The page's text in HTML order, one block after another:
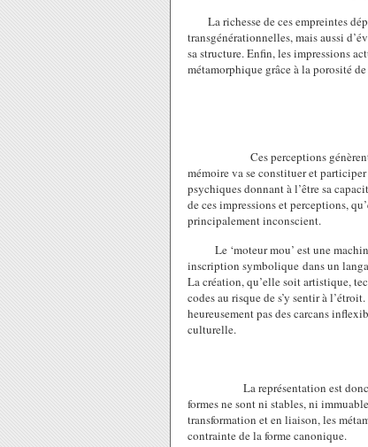
La richesse de ces empreintes
transgénérationnelles, mais aussi
sa structure. Enfin, les impressions
métamorphique grâce à la porosité
Ces perceptions
mémoire va se constituer et
psychiques donnant à l’être sa
de ces impressions et perceptions,
principalement inconscient.
Le ‘moteur mou’ est une
inscription symbolique dans un
La création, qu’elle soit artistique,
codes au risque de s’y sentir à
heureusement pas des carcans
culturelle.
La représentation est
formes ne sont ni stables, ni
transformation et en liaison, les
contrainte de la forme canonique.